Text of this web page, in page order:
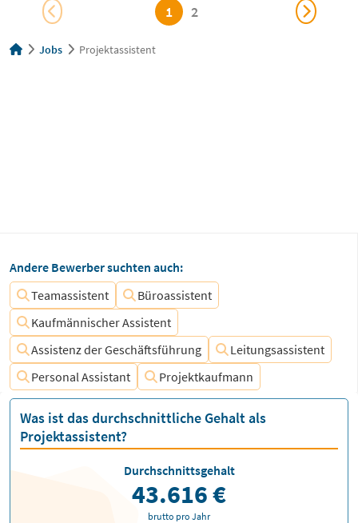
1 2
Jobs Projektassistent
Andere Bewerber suchten auch:
Teamassistent
Büroassistent
Kaufmännischer Assistent
Assistenz der Geschäftsführung
Leitungsassistent
Personal Assistant
Projektkaufmann
Was ist das durchschnittliche Gehalt als
Projektassistent?
Durchschnittsgehalt
43.616 €
brutto pro Jahr